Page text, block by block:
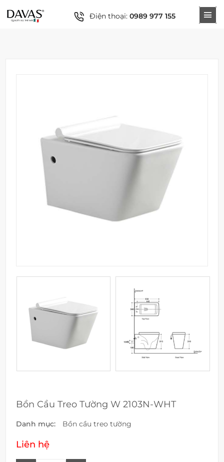
Điện thoại: 0989 977 155
Bồn Cầu Treo Tường W 2103N-WHT
Danh mục: Bồn cầu treo tường
Liên hệ